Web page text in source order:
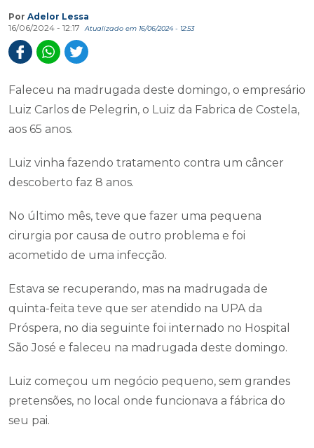
Por Adelor Lessa
16/06/2024 - 12:17
Atualizado em 16/06/2024 - 12:53
Faleceu na madrugada deste domingo, o empresário
Luiz Carlos de Pelegrin, o Luiz da Fabrica de Costela,
aos 65 anos.
Luiz vinha fazendo tratamento contra um câncer
descoberto faz 8 anos.
No último mês, teve que fazer uma pequena
cirurgia por causa de outro problema e foi
acometido de uma infecção.
Estava se recuperando, mas na madrugada de
quinta-feita teve que ser atendido na UPA da
Próspera, no dia seguinte foi internado no Hospital
São José e faleceu na madrugada deste domingo.
Luiz começou um negócio pequeno, sem grandes
pretensões, no local onde funcionava a fábrica do
seu pai.